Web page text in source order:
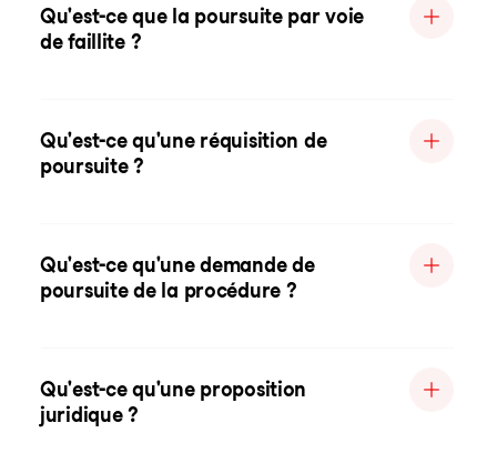
Qu'est-ce que la poursuite par voie
de faillite ?
Qu'est-ce qu'une réquisition de
poursuite ?
Qu'est-ce qu'une demande de
poursuite de la procédure ?
Qu'est-ce qu'une proposition
juridique ?